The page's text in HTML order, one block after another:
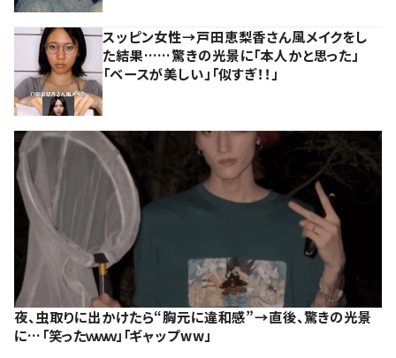
スッピン女性→戸田恵梨香さん風メイクをし
た結果……驚きの光景に「本人かと思った」
「ベースが美しい」「似すぎ！！」
夜、虫取りに出かけたら“胸元に違和感”→直後、驚きの光景
に…「笑ったｗｗｗ」「ギャップww」